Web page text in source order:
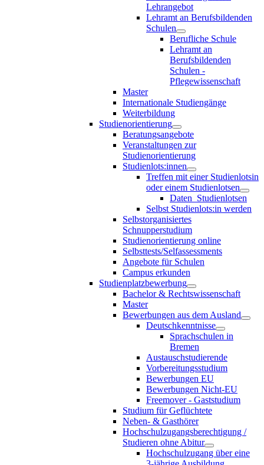
Lehrangebot
Lehramt an Berufsbildenden
Schulen
Berufliche Schule
Lehramt an
Berufsbildenden
Schulen -
Pflegewissenschaft
Master
Internationale Studiengänge
Weiterbildung
Studienorientierung
Beratungsangebote
Veranstaltungen zur
Studienorientierung
Studienlots:innen
Treffen mit einer Studienlotsin
oder einem Studienlotsen
Daten_Studienlotsen
Selbst Studienlots:in werden
Selbstorganisiertes
Schnupperstudium
Studienorientierung online
Selbsttests/Selfassessments
Angebote für Schulen
Campus erkunden
Studienplatzbewerbung
Bachelor & Rechtswissenschaft
Master
Bewerbungen aus dem Ausland
Deutschkenntnisse
Sprachschulen in
Bremen
Austauschstudierende
Vorbereitungsstudium
Bewerbungen EU
Bewerbungen Nicht-EU
Freemover - Gaststudium
Studium für Geflüchtete
Neben- & Gasthörer
Hochschulzugangsberechtigung /
Studieren ohne Abitur
Hochschulzugang über eine